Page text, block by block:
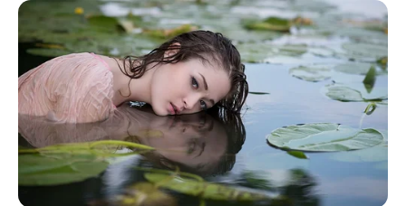
News
ΤΑ ΠΙΟ ΔΗΜΟΦΙΛΗ